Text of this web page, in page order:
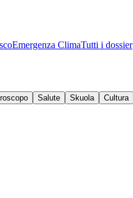
Emergenza ClimaTutti i dossier
Salute Skuola Cultura